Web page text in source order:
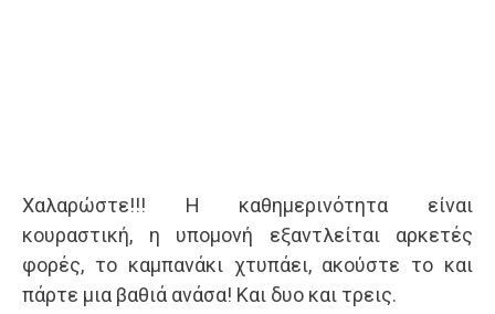
Χαλαρώστε!!! Η καθημερινότητα είναι
κουραστική, η υπομονή εξαντλείται αρκετές
φορές, το καμπανάκι χτυπάει, ακούστε το και
πάρτε μια βαθιά ανάσα! Και δυο και τρεις.